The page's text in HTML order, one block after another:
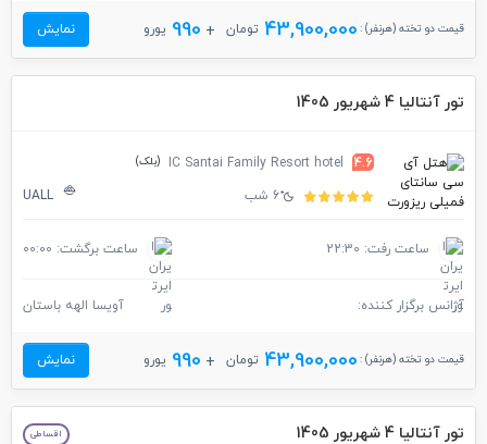
قیمت دو تخته (هرنفر) : 43,900,000 تومان 990 یورو نمایش
تور آنتالیا 4 شهریور 1405
4.6
IC Santai Family Resort hotel (بلک)
6 شب UALL
ساعت رفت: 22:30 ساعت برگشت: 00:00
آژانس برگزار کننده: آویسا الهه باستان
قیمت دو تخته (هرنفر) : 43,900,000 تومان 990 یورو نمایش
تور آنتالیا 4 شهریور 1405 اقساطی